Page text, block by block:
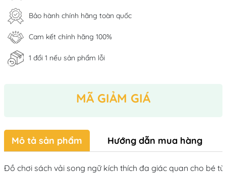
Bảo hành chính hãng toàn quốc
Cam kết chính hãng 100%
1 đổi 1 nếu sản phẩm lỗi
MÃ GIẢM GIÁ
Mô tả sản phẩm Hướng dẫn mua hàng
Đồ chơi sách vải song ngữ kích thích đa giác quan cho bé